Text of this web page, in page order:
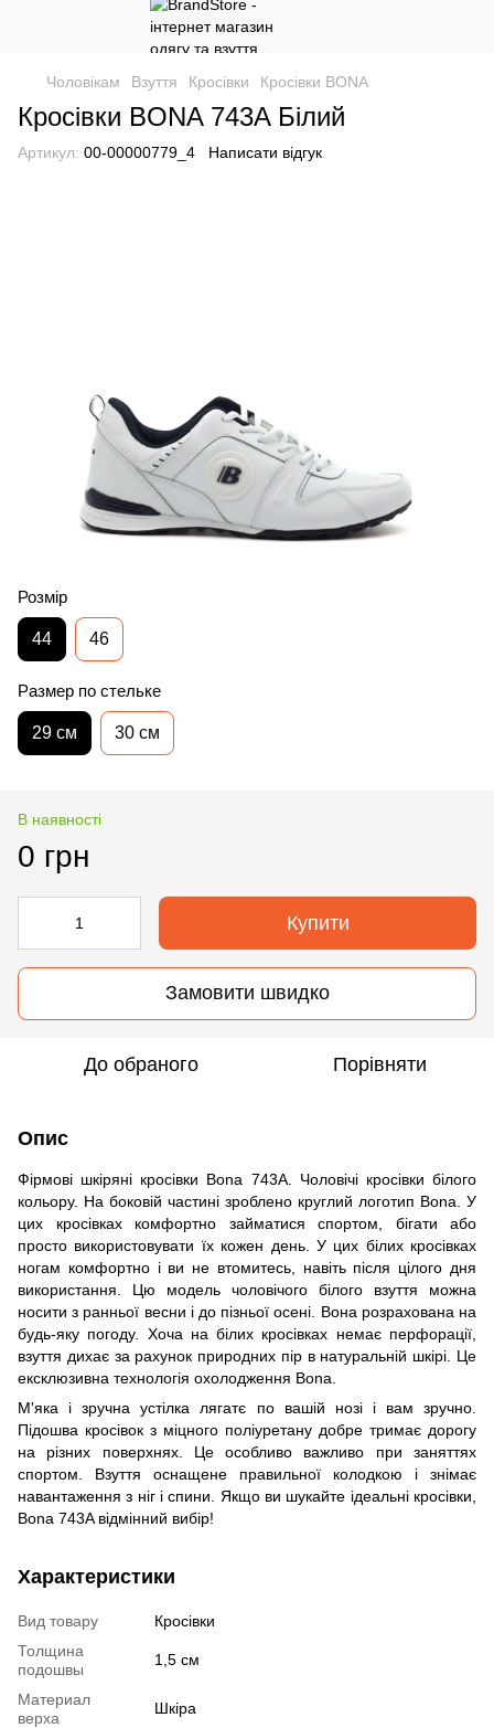
Чоловікам Взуття Кросівки Кросівки BONA
Кросівки BONA 743A Білий
Артикул: 00-00000779_4 Написати відгук
Розмір
44 46
Размер по стельке
29 см 30 см
В наявності
0 грн
Купити
Замовити швидко
До обраного Порівняти
Опис
Фірмові шкіряні кросівки Bona 743A. Чоловічі кросівки білого
кольору. На боковій частині зроблено круглий логотип Bona. У
цих кросівках комфортно займатися спортом, бігати або
просто використовувати їх кожен день. У цих білих кросівках
ногам комфортно і ви не втомитесь, навіть після цілого дня
використання. Цю модель чоловічого білого взуття можна
носити з ранньої весни і до пізньої осені. Вона розрахована на
будь-яку погоду. Хоча на білих кросівках немає перфорації,
взуття дихає за рахунок природних пір в натуральній шкірі. Це
ексклюзивна технологія охолодження Bona.
М'яка і зручна устілка лягатє по вашій нозі і вам зручно.
Підошва кросівок з міцного поліуретану добре тримає дорогу
на різних поверхнях. Це особливо важливо при заняттях
спортом. Взуття оснащене правильної колодкою і знімає
навантаження з ніг і спини. Якщо ви шукайте ідеальні кросівки,
Bona 743A відмінний вибір!
Характеристики
Вид товару
Кросівки
Толщина
подошвы
1,5 см
Материал
верха
Шкіра